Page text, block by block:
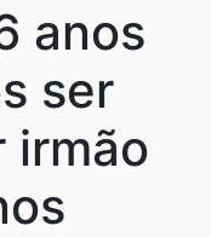
anos
ser
irmão